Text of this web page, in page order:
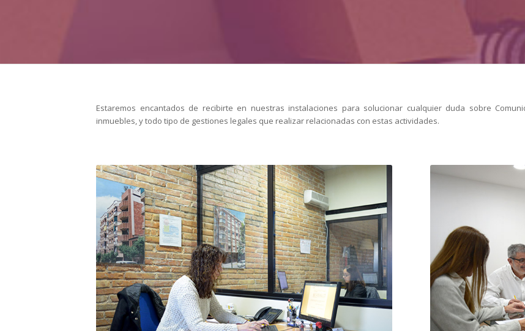
Estaremos encantados de recibirte en nuestras instalaciones para solucionar cualquier duda sobre
inmuebles, y todo tipo de gestiones legales que realizar relacionadas con estas actividades.